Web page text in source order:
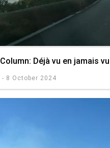
Column: Déjà vu en jamais vu
- 8 October 2024